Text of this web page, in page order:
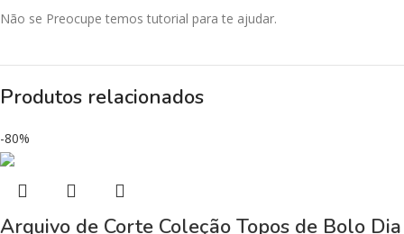
Não se Preocupe temos tutorial para te ajudar.
Produtos relacionados
-80%
Arquivo de Corte Coleção Topos de Bolo Dia